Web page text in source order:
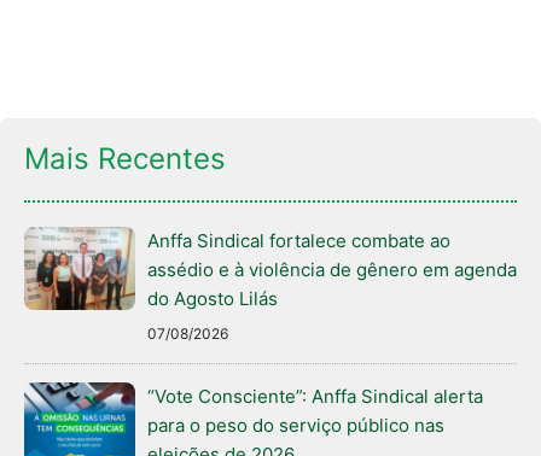
Mais Recentes
Anffa Sindical fortalece combate ao
assédio e à violência de gênero em agenda
do Agosto Lilás
07/08/2026
“Vote Consciente”: Anffa Sindical alerta
para o peso do serviço público nas